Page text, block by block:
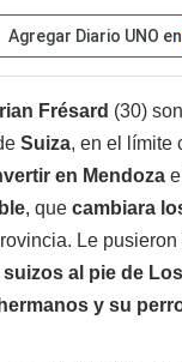
Agregar Diario UNO en
Frésard (30)
Suiza, en el límite
en Mendoza
, que cambiara
Le pusieron
al pie de
y su